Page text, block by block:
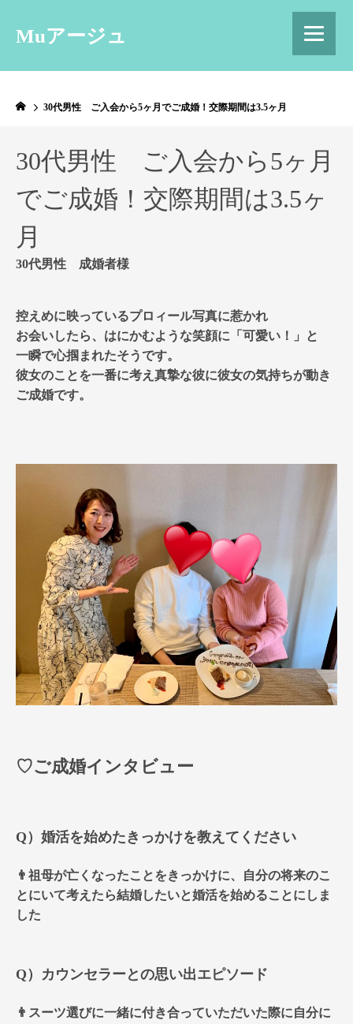
Muアージュ
30代男性 ご入会から5ヶ月でご成婚！交際期間は3.5ヶ月
30代男性 ご入会から5ヶ月
でご成婚！交際期間は3.5ヶ
月
30代男性 成婚者様
控えめに映っているプロィール写真に惹かれ
お会いしたら、はにかむような笑顔に「可愛い！」と
一瞬で心掴まれたそうです。
彼女のことを一番に考え真摯な彼に彼女の気持ちが動き
ご成婚です。
♡ご成婚インタビュー
Q）婚活を始めたきっかけを教えてください
👨祖母が亡くなったことをきっかけに、自分の将来のこ
とにいて考えたら結婚したいと婚活を始めることにしま
した
Q）カウンセラーとの思い出エピソード
👨スーツ選びに一緒に付き合っていただいた際に自分に